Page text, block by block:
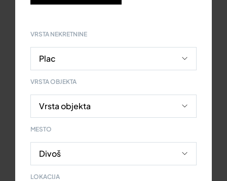
VRSTA NEKRETNINE
VRSTA OBJEKTA
MESTO
LOKACIJA